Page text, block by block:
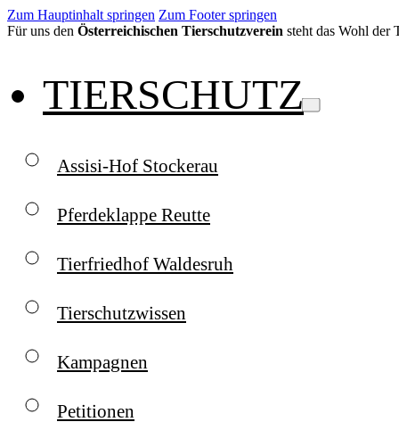
Zum Hauptinhalt springen Zum Footer springen
Für uns den Österreichischen Tierschutzverein steht das Wohl der
TIERSCHUTZ
Assisi-Hof Stockerau
Pferdeklappe Reutte
Tierfriedhof Waldesruh
Tierschutzwissen
Kampagnen
Petitionen